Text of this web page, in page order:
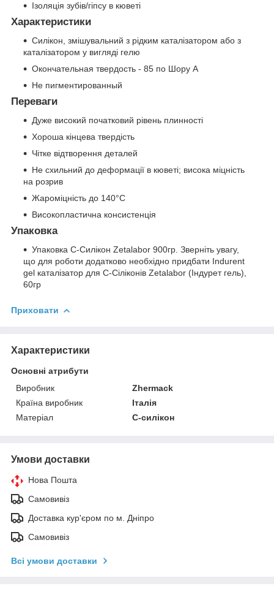
Ізоляція зубів/гіпсу в кюветі
Характеристики
Силікон, змішувальний з рідким каталізатором або з
каталізатором у вигляді гелю
Окончательная твердость - 85 по Шору А
Не пигментированный
Переваги
Дуже високий початковий рівень плинності
Хороша кінцева твердість
Чітке відтворення деталей
Не схильний до деформації в кюветі; висока міцність
на розрив
Жароміцність до 140°C
Високопластична консистенція
Упаковка
Упаковка С-Силікон Zetalabor 900гр. Зверніть увагу,
що для роботи додатково необхідно придбати Indurent
gel каталізатор для С-Сіліконів Zetalabor (Індурет гель),
60гр
Приховати
Характеристики
Основні атрибути
Виробник
Zhermack
Країна виробник
Італія
Матеріал
С-силікон
Умови доставки
Нова Пошта
Самовивіз
Доставка кур'єром по м. Дніпро
Самовивіз
Всі умови доставки